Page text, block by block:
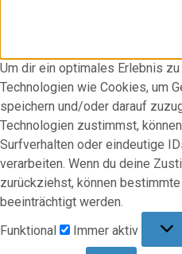
Um dir ein optimales Erlebnis
Technologien wie Cookies, um
speichern und/oder darauf
Technologien zustimmst,
Surfverhalten oder eindeutige
verarbeiten. Wenn du deine
zurückziehst, können
beeinträchtigt werden.
Funktional
Immer aktiv